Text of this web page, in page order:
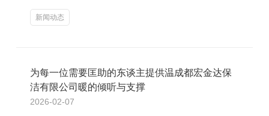
新闻动态
为每一位需要匡助的东谈主提供温成都宏金达保
洁有限公司暖的倾听与支撑
2026-02-07